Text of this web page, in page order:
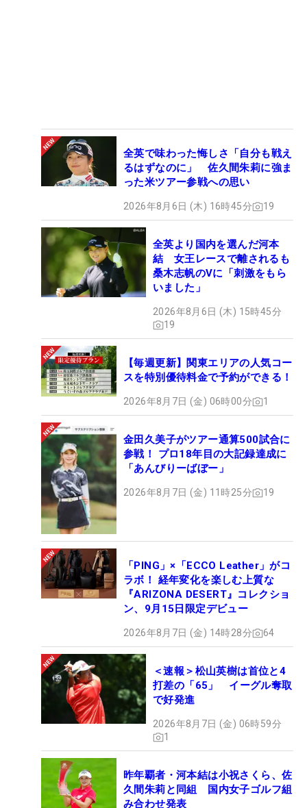
全英で味わった悔しさ「自分も戦え
るはずなのに」 佐久間朱莉に強ま
った米ツアー参戦への思い
2026年8月6日 (木) 16時45分 19
全英より国内を選んだ河本
結 女王レースで離されるも
桑木志帆のVに「刺激をもら
いました」
2026年8月6日 (木) 15時45分
19
【毎週更新】関東エリアの人気コー
スを特別優待料金で予約ができる！
2026年8月7日 (金) 06時00分 1
金田久美子がツアー通算500試合に
参戦！ プロ18年目の大記録達成に
「あんびりーばぼー」
2026年8月7日 (金) 11時25分 19
「PING」×「ECCO Leather」がコ
ラボ！ 経年変化を楽しむ上質な
『ARIZONA DESERT』コレクショ
ン、9月15日限定デビュー
2026年8月7日 (金) 14時28分 64
＜速報＞松山英樹は首位と4
打差の「65」 イーグル奪取
で好発進
2026年8月7日 (金) 06時59分
1
昨年覇者・河本結は小祝さくら、佐
久間朱莉と同組 国内女子ゴルフ組
み合わせ発表